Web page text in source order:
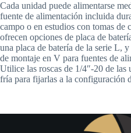
Cada unidad puede alimentarse
fuente de alimentación incluida
campo o en estudios con tomas de
ofrecen opciones de placa de
una placa de batería de la serie L,
de montaje en V para fuentes de
Utilice las roscas de 1/4″-20 de las
fría para fijarlas a la configuración